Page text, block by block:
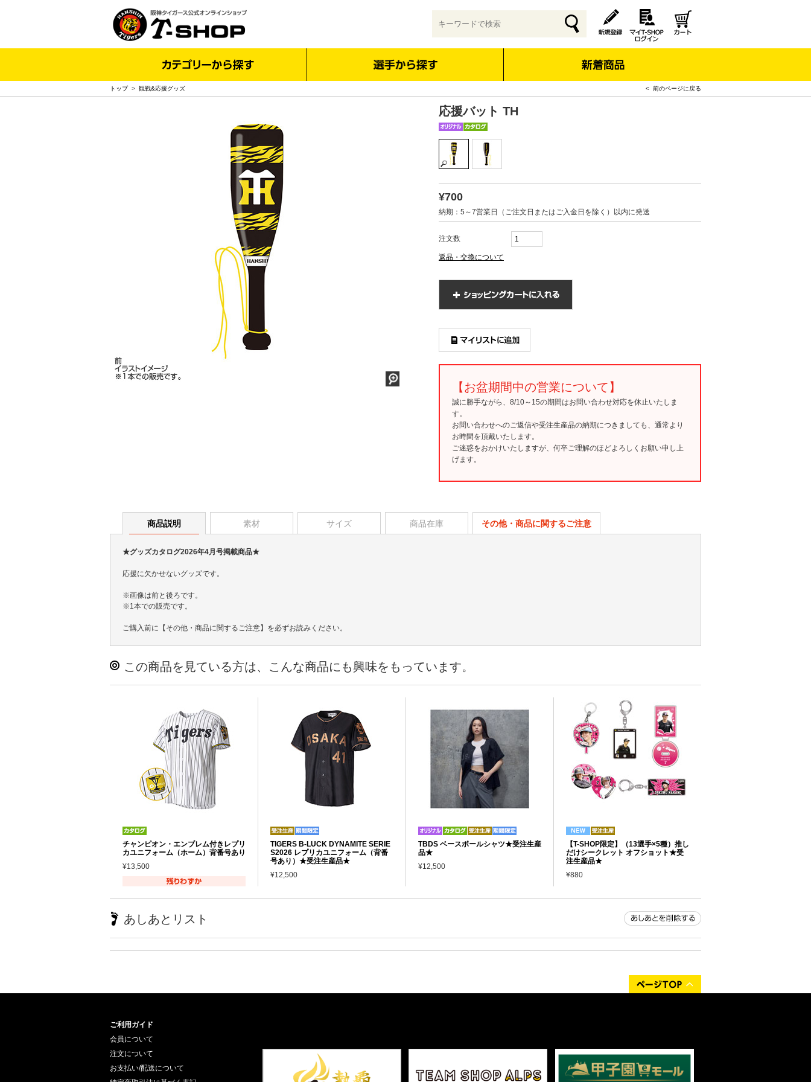
トップ> 観戦&応援グッズ < 前のページに戻る
応援バット TH
¥700
納期：5～7営業日（ご注文日またはご入金日を除く）以内に発送
注文数
返品・交換について
【お盆期間中の営業について】
誠に勝手ながら、8/10～15の期間はお問い合わせ対応を休止いたしま
す。
お問い合わせへのご返信や受注生産品の納期につきましても、通常より
お時間を頂戴いたします。
ご迷惑をおかけいたしますが、何卒ご理解のほどよろしくお願い申し上
げます。
商品説明 素材 サイズ 商品在庫 その他・商品に関するご注意
★グッズカタログ2026年4月号掲載商品★
応援に欠かせないグッズです。
※画像は前と後ろです。
※1本での販売です。
ご購入前に【その他・商品に関するご注意】を必ずお読みください。
この商品を見ている方は、こんな商品にも興味をもっています。
チャンピオン・エンブレム付きレプリ
カユニフォーム（ホーム）背番号あり
¥13,500
TIGERS B-LUCK DYNAMITE SERIE
S2026 レプリカユニフォーム（背番
号あり）★受注生産品★
¥12,500
TBDS ベースボールシャツ★受注生産
品★
¥12,500
【T-SHOP限定】（13選手×5種）推し
だけシークレット オフショット★受
注生産品★
¥880
あしあとリスト
ご利用ガイド
会員について
注文について
お支払い/配送について